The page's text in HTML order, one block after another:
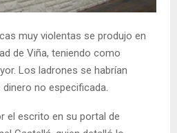
muy violentas se produjo en
de Viña, teniendo como
Los ladrones se habrían
no especificada.
el escrito en su portal de